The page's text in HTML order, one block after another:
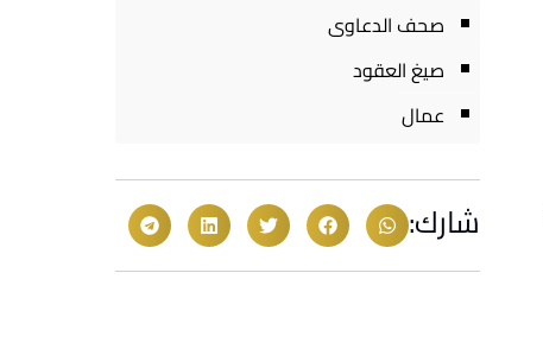
صحف الدعاوى
صيغ العقود
عمال
شارك: